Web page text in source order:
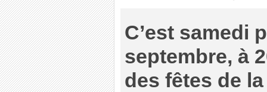
C’est samedi
septembre, à
des fêtes de